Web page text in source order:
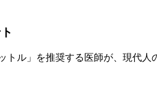
ル」を推奨する医師が、現代人